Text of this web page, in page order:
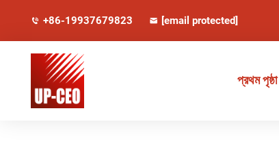
+86-19937679823 [email protected]
প্রথম পৃষ্ঠা